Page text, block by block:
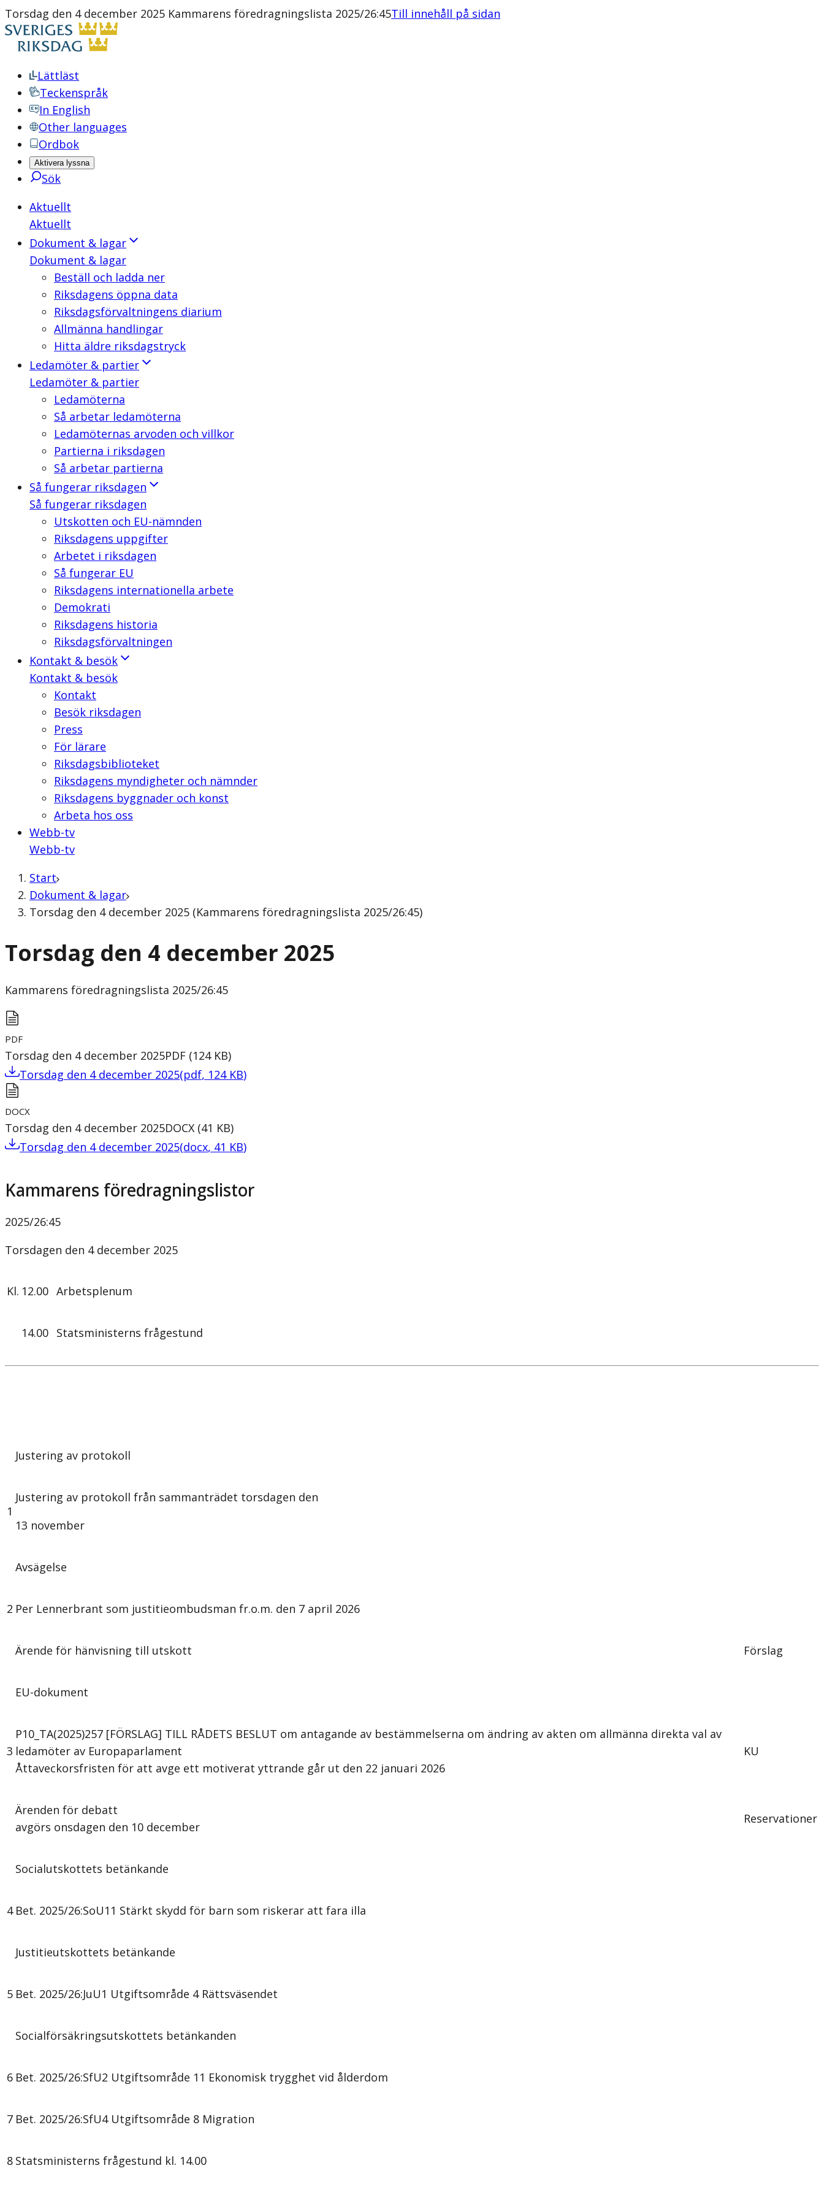
Torsdag den 4 december 2025 Kammarens föredragningslista 2025/26:45Till innehåll på sidan
Lättläst
Teckenspråk
In English
Other languages
Ordbok
Aktivera lyssna
Sök
Aktuellt
Aktuellt
Dokument & lagar
Dokument & lagar
Beställ och ladda ner
Riksdagens öppna data
Riksdagsförvaltningens diarium
Allmänna handlingar
Hitta äldre riksdagstryck
Ledamöter & partier
Ledamöter & partier
Ledamöterna
Så arbetar ledamöterna
Ledamöternas arvoden och villkor
Partierna i riksdagen
Så arbetar partierna
Så fungerar riksdagen
Så fungerar riksdagen
Utskotten och EU-nämnden
Riksdagens uppgifter
Arbetet i riksdagen
Så fungerar EU
Riksdagens internationella arbete
Demokrati
Riksdagens historia
Riksdagsförvaltningen
Kontakt & besök
Kontakt & besök
Kontakt
Besök riksdagen
Press
För lärare
Riksdagsbiblioteket
Riksdagens myndigheter och nämnder
Riksdagens byggnader och konst
Arbeta hos oss
Webb-tv
Webb-tv
Start
Dokument & lagar
Torsdag den 4 december 2025 (Kammarens föredragningslista 2025/26:45)
Torsdag den 4 december 2025
Kammarens föredragningslista 2025/26:45
PDF
Torsdag den 4 december 2025PDF (124 KB)
Torsdag den 4 december 2025(pdf, 124 KB)
DOCX
Torsdag den 4 december 2025DOCX (41 KB)
Torsdag den 4 december 2025(docx, 41 KB)
Kammarens föredragningslistor
2025/26:45
Torsdagen den 4 december 2025
Kl. 12.00 Arbetsplenum
14.00 Statsministerns frågestund
Justering av protokoll
1
Justering av protokoll från sammanträdet torsdagen den
13 november
Avsägelse
2 Per Lennerbrant som justitieombudsman fr.o.m. den 7 april 2026
Ärende för hänvisning till utskott Förslag
EU-dokument
3
P10_TA(2025)257 [FÖRSLAG] TILL RÅDETS BESLUT om antagande av bestämmelserna om ändring av akten om allmänna direkta val av
ledamöter av Europaparlament
Åttaveckorsfristen för att avge ett motiverat yttrande går ut den 22 januari 2026
KU
Ärenden för debatt
avgörs onsdagen den 10 december
Reservationer
Socialutskottets betänkande
4 Bet. 2025/26:SoU11 Stärkt skydd för barn som riskerar att fara illa
Justitieutskottets betänkande
5 Bet. 2025/26:JuU1 Utgiftsområde 4 Rättsväsendet
Socialförsäkringsutskottets betänkanden
6 Bet. 2025/26:SfU2 Utgiftsområde 11 Ekonomisk trygghet vid ålderdom
7 Bet. 2025/26:SfU4 Utgiftsområde 8 Migration
8 Statsministerns frågestund kl. 14.00